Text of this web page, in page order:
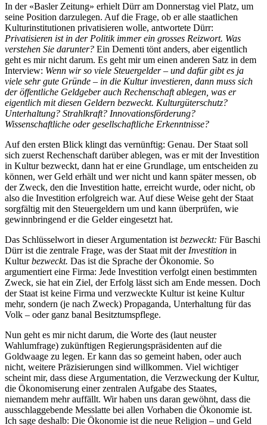
In der «Basler Zeitung» erhielt Dürr am Donnerstag viel Platz, um
seine Position darzulegen. Auf die Frage, ob er alle staatlichen
Kulturinstitutionen privatisieren wolle, antwortete Dürr:
Privatisieren ist in der Politik immer ein grosses Reizwort. Was
verstehen Sie darunter? Ein Dementi tönt anders, aber eigentlich
geht es mir nicht darum. Es geht mir um einen anderen Satz in dem
Interview: Wenn wir so viele Steuergelder – und dafür gibt es ja
viele sehr gute Gründe – in die Kultur investieren, dann muss sich
der öffentliche Geldgeber auch Rechenschaft ablegen, was er
eigentlich mit diesen Geldern bezweckt. Kulturgüterschutz?
Unterhaltung? Strahlkraft? Innovationsförderung?
Wissenschaftliche oder gesellschaftliche Erkenntnisse?
Auf den ersten Blick klingt das vernünftig: Genau. Der Staat soll
sich zuerst Rechenschaft darüber ablegen, was er mit der Investition
in Kultur bezweckt, dann hat er eine Grundlage, um entscheiden zu
können, wer Geld erhält und wer nicht und kann später messen, ob
der Zweck, den die Investition hatte, erreicht wurde, oder nicht, ob
also die Investition erfolgreich war. Auf diese Weise geht der Staat
sorgfältig mit den Steuergeldern um und kann überprüfen, wie
gewinnbringend er die Gelder eingesetzt hat.
Das Schlüsselwort in dieser Argumentation ist bezweckt: Für Baschi
Dürr ist die zentrale Frage, was der Staat mit der Investition in
Kulturbezweckt. Das ist die Sprache der Ökonomie. So
argumentiert eine Firma: Jede Investition verfolgt einen bestimmten
Zweck, sie hat ein Ziel, der Erfolg lässt sich am Ende messen. Doch
der Staat ist keine Firma und verzweckte Kultur ist keine Kultur
mehr, sondern (je nach Zweck) Propaganda, Unterhaltung für das
Volk – oder ganz banal Besitztumspflege.
Nun geht es mir nicht darum, die Worte des (laut neuster
Wahlumfrage) zukünftigen Regierungspräsidenten auf die
Goldwaage zu legen. Er kann das so gemeint haben, oder auch
nicht, weitere Präzisierungen sind willkommen. Viel wichtiger
scheint mir, dass diese Argumentation, die Verzweckung der Kultur,
die Ökonomiserung einer zentralen Aufgabe des Staates,
niemandem mehr auffällt. Wir haben uns daran gewöhnt, dass die
ausschlaggebende Messlatte bei allen Vorhaben die Ökonomie ist.
Ich sage deshalb: Die Ökonomie ist die neue Religion – und Geld